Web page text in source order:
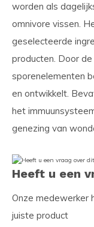
worden als
omnivore vissen.
geselecteerde
producten. Door
sporenelementen
en ontwikkelt.
het
genezing van
Heeft u een
Onze medewerker
juiste product